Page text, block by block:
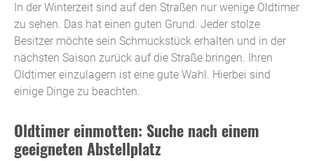
In der Winterzeit sind auf den Straßen nur wenige Oldtimer
zu sehen. Das hat einen guten Grund. Jeder stolze
Besitzer möchte sein Schmuckstück erhalten und in der
nächsten Saison zurück auf die Straße bringen. Ihren
Oldtimer einzulagern ist eine gute Wahl. Hierbei sind
einige Dinge zu beachten.
Oldtimer einmotten: Suche nach einem
geeigneten Abstellplatz